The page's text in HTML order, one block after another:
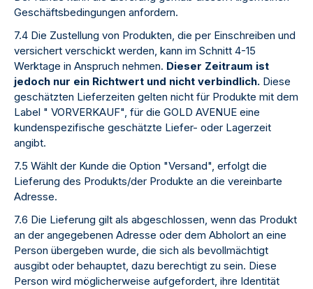
Geschäftsbedingungen anfordern.
7.4 Die Zustellung von Produkten, die per Einschreiben und
versichert verschickt werden, kann im Schnitt 4-15
Werktage in Anspruch nehmen. Dieser Zeitraum ist
jedoch nur ein Richtwert und nicht verbindlich. Diese
geschätzten Lieferzeiten gelten nicht für Produkte mit dem
Label " VORVERKAUF", für die GOLD AVENUE eine
kundenspezifische geschätzte Liefer- oder Lagerzeit
angibt.
7.5 Wählt der Kunde die Option "Versand", erfolgt die
Lieferung des Produkts/der Produkte an die vereinbarte
Adresse.
7.6 Die Lieferung gilt als abgeschlossen, wenn das Produkt
an der angegebenen Adresse oder dem Abholort an eine
Person übergeben wurde, die sich als bevollmächtigt
ausgibt oder behauptet, dazu berechtigt zu sein. Diese
Person wird möglicherweise aufgefordert, ihre Identität